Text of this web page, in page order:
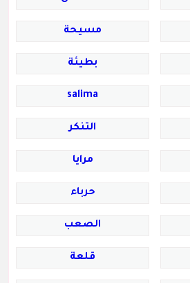
مسيحة
بطيئة
salima
التنكر
مرايا
حرباء
الصعب
قلعة